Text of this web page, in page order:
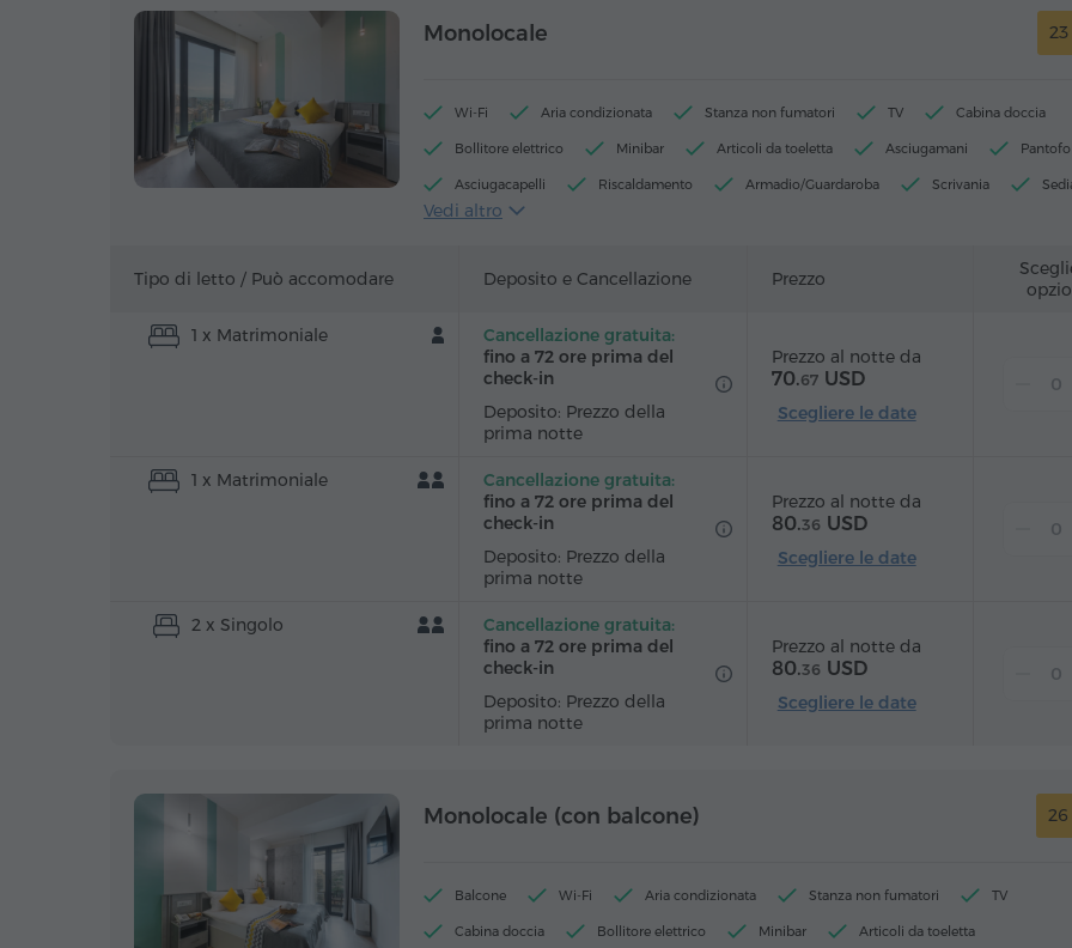
Monolocale
Wi-Fi Aria condizionata Stanza non fumatori TV Cabina doccia
Bollitore elettrico Minibar Articoli da toeletta Asciugamani
Asciugacapelli Riscaldamento Armadio/Guardaroba Scrivania
Cassaforte
Vedi altro
Tipo di letto / Può accomodare Deposito e Cancellazione Prezzo
1 x Matrimoniale
Cancellazione gratuita:
fino a 72 ore prima del
check‑in
Deposito: Prezzo della
prima notte
Prezzo al notte da
70.67 USD
Scegliere le date
1 x Matrimoniale
Cancellazione gratuita:
fino a 72 ore prima del
check‑in
Deposito: Prezzo della
prima notte
Prezzo al notte da
80.36 USD
Scegliere le date
2 x Singolo
Cancellazione gratuita:
fino a 72 ore prima del
check‑in
Deposito: Prezzo della
prima notte
Prezzo al notte da
80.36 USD
Scegliere le date
Monolocale (con balcone)
Balcone Wi-Fi Aria condizionata Stanza non fumatori TV
Cabina doccia Bollitore elettrico Minibar Articoli da toeletta